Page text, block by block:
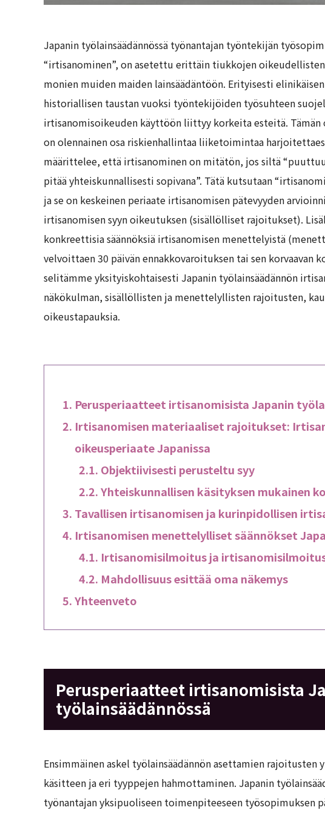
Japanin työlainsäädännössä työnantajan työntekijän
“irtisanominen”, on asetettu erittäin tiukkojen
monien muiden maiden lainsäädäntöön. Erityisesti
historiallisen taustan vuoksi työntekijöiden työsuhteen
irtisanomisoikeuden käyttöön liittyy korkeita esteitä. Tämän
on olennainen osa riskienhallintaa liiketoimintaa
määrittelee, että irtisanominen on mitätön, jos siltä
pitää yhteiskunnallisesti sopivana”. Tätä kutsutaan
ja se on keskeinen periaate irtisanomisen pätevyyden
irtisanomisen syyn oikeutuksen (sisällölliset rajoitukset).
konkreettisia säännöksiä irtisanomisen menettelyistä
velvoittaen 30 päivän ennakkovaroituksen tai sen korvaavan
selitämme yksityiskohtaisesti Japanin työlainsäädännön
näkökulman, sisällöllisten ja menettelyllisten rajoitusten,
oikeustapauksia.
Perusperiaatteet irtisanomisista Japanin
Irtisanomisen materiaaliset rajoitukset:
oikeusperiaate Japanissa
Objektiivisesti perusteltu syy
Yhteiskunnallisen käsityksen mukainen
Tavallisen irtisanomisen ja kurinpidollisen
Irtisanomisen menettelylliset säännökset
Irtisanomisilmoitus ja
Mahdollisuus esittää oma näkemys
Yhteenveto
Perusperiaatteet irtisanomisista
työlainsäädännössä
Ensimmäinen askel työlainsäädännön asettamien rajoitusten
käsitteen ja eri tyyppejen hahmottaminen. Japanin
työnantajan yksipuoliseen toimenpiteeseen työsopimuksen